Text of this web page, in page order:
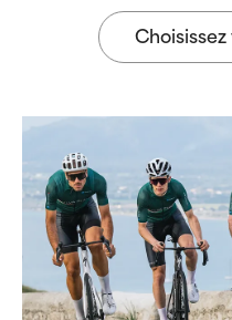
Choisissez
votre